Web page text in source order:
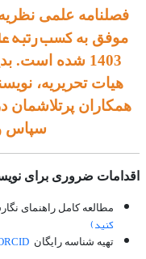
فصلنامه علمی
موفق به
1403 شده است.
هیات تحریریه،
همکاران پرتلاشمان
سپاس و
اقدامات ضروری برای
مطالعه کامل راهنمای
کنید)
تهیه شناسه رایگان